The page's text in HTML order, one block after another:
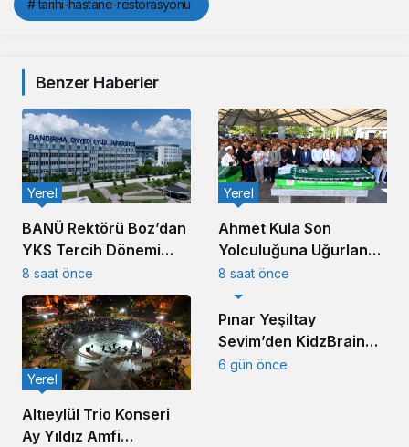
# tarihi-hastane-restorasyonu
Benzer Haberler
BANÜ Rektörü Boz’dan
YKS Tercih Dönemi
Mesajı
Yerel
8 saat önce
Ahmet Kula Son
Yolculuğuna Uğurlandı:
Balıkesir’in Duayen
Sanayicisi Defnedildi
Yerel
8 saat önce
Altıeylül Trio Konseri
Ay Yıldız Amfi
Yerel
Pınar Yeşiltay
Sevim’den KidzBrain
Vizyonu
6 gün önce